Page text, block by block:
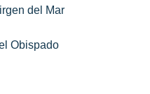
del Mar
Obispado